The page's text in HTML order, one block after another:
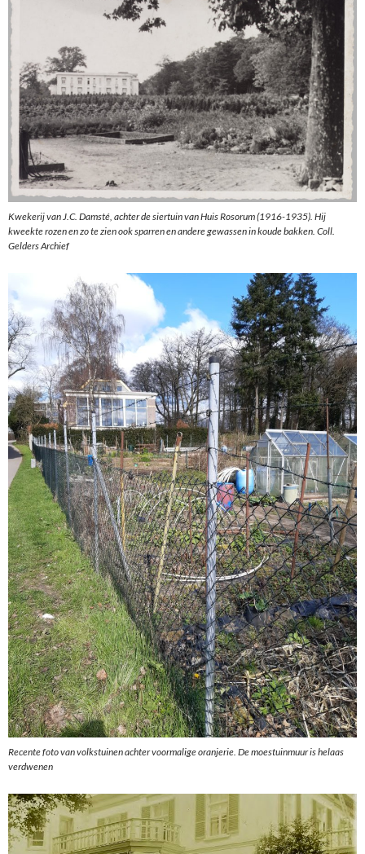
Kwekerij van J.C. Damsté, achter de siertuin van Huis Rosorum (1916-1935). Hij
kweekte rozen en zo te zien ook sparren en andere gewassen in koude bakken. Coll.
Gelders Archief
Recente foto van volkstuinen achter voormalige oranjerie. De moestuinmuur is helaas
verdwenen